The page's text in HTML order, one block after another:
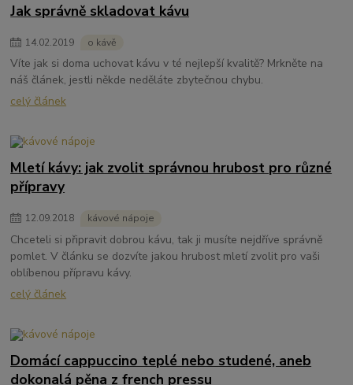
Jak správně skladovat kávu
14.02.2019 o kávě
Víte jak si doma uchovat kávu v té nejlepší kvalitě? Mrkněte na
náš článek, jestli někde neděláte zbytečnou chybu.
celý článek
Mletí kávy: jak zvolit správnou hrubost pro různé
přípravy
12.09.2018 kávové nápoje
Chceteli si připravit dobrou kávu, tak ji musíte nejdříve správně
pomlet. V článku se dozvíte jakou hrubost mletí zvolit pro vaši
oblíbenou přípravu kávy.
celý článek
Domácí cappuccino teplé nebo studené, aneb
dokonalá pěna z french pressu